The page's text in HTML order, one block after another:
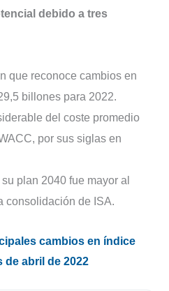
debido a tres
que reconoce cambios en
billones para 2022.
del coste promedio
por sus siglas en
plan 2040 fue mayor al
consolidación de ISA.
cambios en índice
de abril de 2022